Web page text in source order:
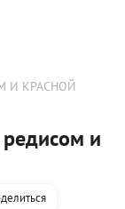
И КРАСНОЙ
и